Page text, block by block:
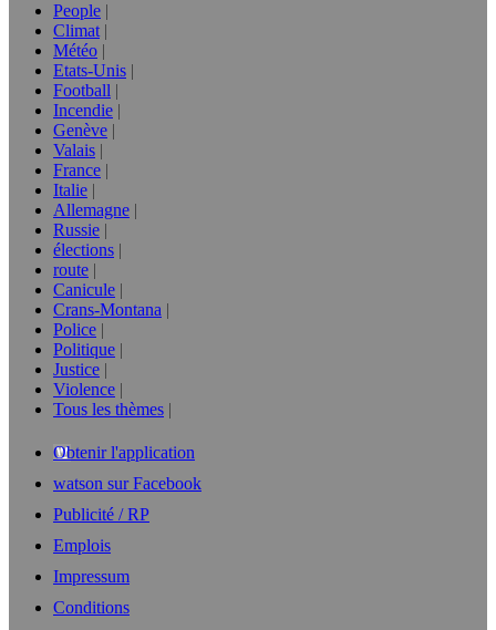
People
Climat
Météo
Etats-Unis
Football
Incendie
Genève
Valais
France
Italie
Allemagne
Russie
élections
route
Canicule
Crans-Montana
Police
Politique
Justice
Violence
Tous les thèmes
Obtenir l'application
watson sur Facebook
Publicité / RP
Emplois
Impressum
Conditions